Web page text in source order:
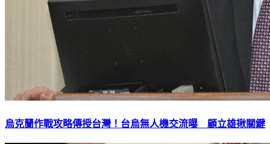
烏克蘭作戰攻略傳授台灣！台烏無人機交流曝 顧立雄揪關鍵